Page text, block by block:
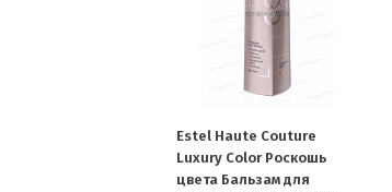
Estel Haute Couture
Luxury Color Роскошь
цвета Бальзам для